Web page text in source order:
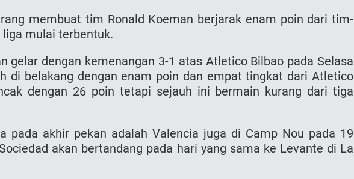
membuat tim Ronald Koeman berjarak enam poin dari tim-
mulai terbentuk.
gelar dengan kemenangan 3-1 atas Atletico Bilbao pada Selasa
di belakang dengan enam poin dan empat tingkat dari Atletico
dengan 26 poin tetapi sejauh ini bermain kurang dari tiga
pada akhir pekan adalah Valencia juga di Camp Nou pada 19
akan bertandang pada hari yang sama ke Levante di La